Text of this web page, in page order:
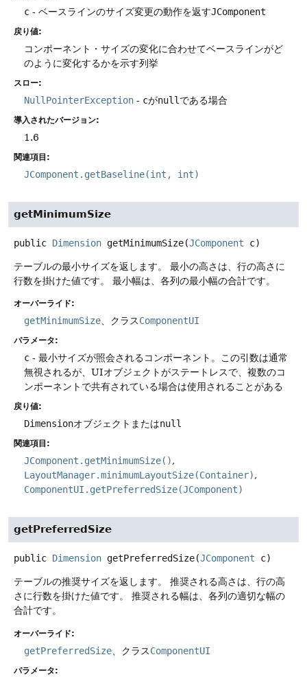
c - ベースラインのサイズ変更の動作を返すJComponent
戻り値:
コンポーネント・サイズの変化に合わせてベースラインがど
のように変化するかを示す列挙
スロー:
NullPointerException - cがnull である場合
導入されたバージョン:
1.6
関連項目:
JComponent.getBaseline(int, int)
getMinimumSize
public Dimension getMinimumSize(JComponent c)
テーブルの最小サイズを返します。
最小の高さは、行の高さに
行数を掛けた値です。
最小幅は、各列の最小幅の合計です。
オーバーライド:
getMinimumSize、クラスComponentUI
パラメータ:
c - 最小サイズが照会されるコンポーネント。この引数は通常
無視されるが、UIオブジェクトがステートレスで、複数のコ
ンポーネントで共有されている場合は使用されることがある
戻り値:
Dimensionオブジェクトまたはnull
関連項目:
JComponent.getMinimumSize()
LayoutManager.minimumLayoutSize(Container)
ComponentUI.getPreferredSize(JComponent)
getPreferredSize
public Dimension getPreferredSize(JComponent c)
テーブルの推奨サイズを返します。
推奨される高さは、行の高
さに行数を掛けた値です。
推奨される幅は、各列の適切な幅の
合計です。
オーバーライド:
getPreferredSize 、クラスComponentUI
パラメータ: